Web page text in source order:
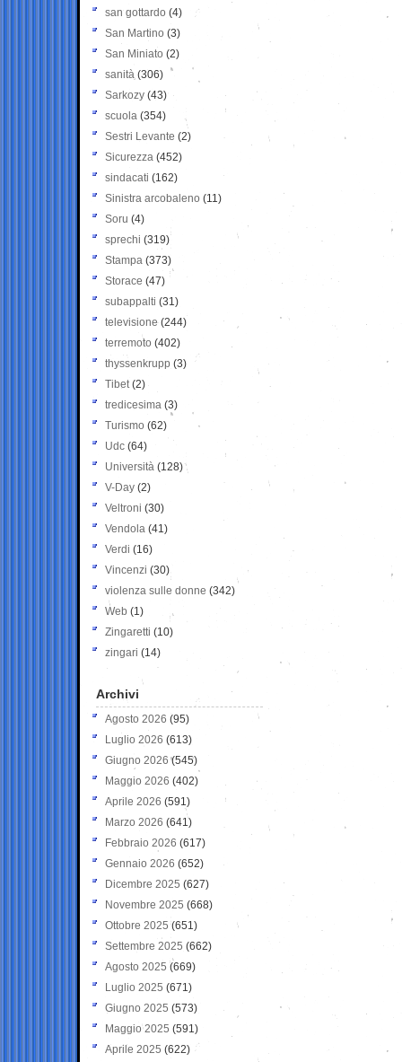
san gottardo (4)
San Martino (3)
San Miniato (2)
sanità (306)
Sarkozy (43)
scuola (354)
Sestri Levante (2)
Sicurezza (452)
sindacati (162)
Sinistra arcobaleno (11)
Soru (4)
sprechi (319)
Stampa (373)
Storace (47)
subappalti (31)
televisione(244)
terremoto (402)
thyssenkrupp (3)
Tibet(2)
tredicesima (3)
Turismo (62)
Udc (64)
Università (128)
V-Day (2)
Veltroni (30)
Vendola (41)
Verdi (16)
Vincenzi (30)
violenza sulle donne (342)
Web (1)
Zingaretti (10)
zingari (14)
Archivi
Agosto 2026 (95)
Luglio 2026 (613)
Giugno 2026 (545)
Maggio 2026 (402)
Aprile 2026 (591)
Marzo 2026 (641)
Febbraio 2026 (617)
Gennaio 2026 (652)
Dicembre 2025 (627)
Novembre 2025 (668)
Ottobre 2025 (651)
Settembre 2025 (662)
Agosto 2025 (669)
Luglio 2025 (671)
Giugno 2025 (573)
Maggio 2025 (591)
Aprile 2025 (622)